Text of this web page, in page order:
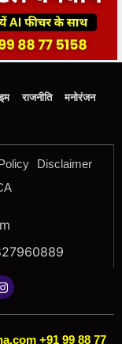
राजनीति
मनोरंजन
Disclaimer
+91 99 88 77